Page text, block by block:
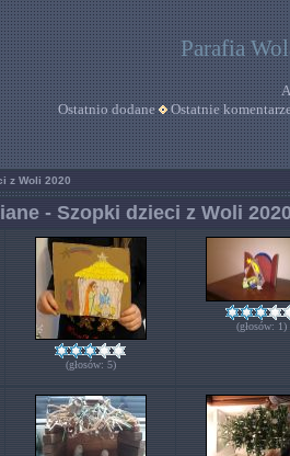
Parafia
Ostatnio dodane
Ostatnie
z Woli 2020
- Szopki dzieci z Woli
(głosów: 5)
(głosów: 1)